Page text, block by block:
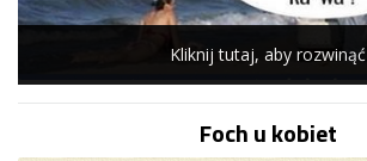
Kliknij tutaj, aby rozwinąć
Foch u kobiet